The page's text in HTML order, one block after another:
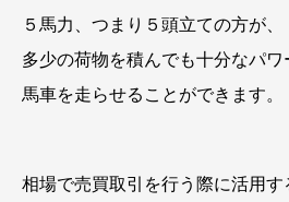
５馬力、つまり５頭立ての方が、
多少の荷物を積んでも十分なパワ
馬車を走らせることができます。
相場で売買取引を行う際に活用す